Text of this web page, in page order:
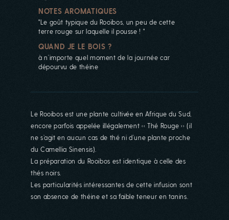
NOTES AROMATIQUES
"Le goût typique du Rooïbos, un peu de cette
terre rouge sur laquelle il pousse ! "
QUAND JE LE BOIS ?
à n’importe quel moment de la journée car
dépourvu de théine
Le Rooibos est une plante cultivée en Afrique du Sud,
encore parfois appelée illégalement ‹‹ Thé Rouge ›› (il
ne s’agit en aucun cas de thé ni d’une plante proche
du Camellia Sinensis).
La préparation du Rooibos est identique à celle des
thés noirs.
Les particularités intéressantes de cette infusion sont
son absence de théine et sa faible teneur en tanins.